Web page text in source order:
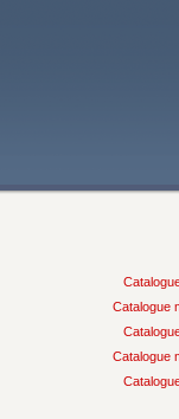
Catalogue
Catalogue